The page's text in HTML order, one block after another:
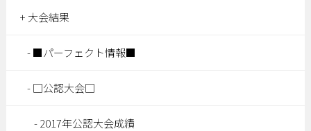
大会結果
■パーフェクト情報■
□公認大会□
2017年公認大会成績